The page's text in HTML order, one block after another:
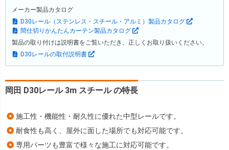
メーカー製品カタログ
D30レール（ステンレス・スチール・アルミ）製品カタログ
間仕切りかんたんカーテン製品カタログ
製品の取り付けは説明書をご覧いただき、正しくお取り扱いください。
D30レールの取付説明書
岡田 D30レール 3m スチール の特長
施工性・機能性・耐久性に優れた中型レールです。
耐食性も高く、屋外に面した場所でも対応可能です。
専用パーツも豊富で様々な施工に対応可能です。